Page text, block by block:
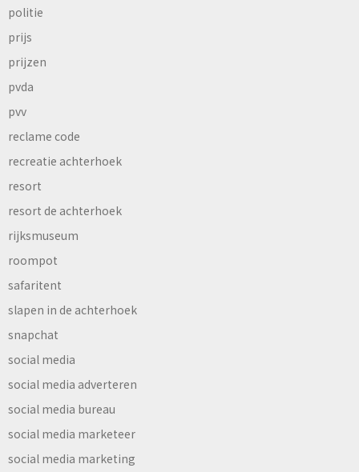
politie
prijs
prijzen
pvda
pvv
reclame code
recreatie achterhoek
resort
resort de achterhoek
rijksmuseum
roompot
safaritent
slapen in de achterhoek
snapchat
social media
social media adverteren
social media bureau
social media marketeer
social media marketing